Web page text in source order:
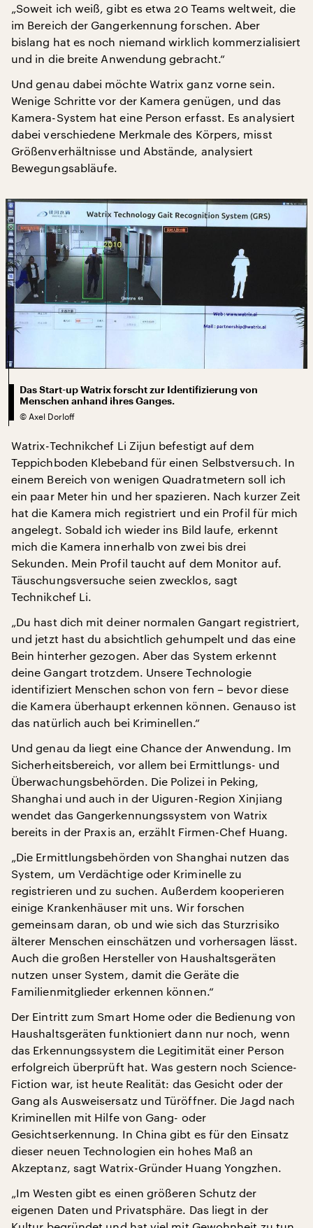
„Soweit ich weiß, gibt es etwa 20 Teams weltweit, die
im Bereich der Gangerkennung forschen. Aber
bislang hat es noch niemand wirklich kommerzialisiert
und in die breite Anwendung gebracht.“
Und genau dabei möchte Watrix ganz vorne sein.
Wenige Schritte vor der Kamera genügen, und das
Kamera-System hat eine Person erfasst. Es analysiert
dabei verschiedene Merkmale des Körpers, misst
Größenverhältnisse und Abstände, analysiert
Bewegungsabläufe.
Das Start-up Watrix forscht zur Identifizierung von
Menschen anhand ihres Ganges.
© Axel Dorloff
Watrix-Technikchef Li Zijun befestigt auf dem
Teppichboden Klebeband für einen Selbstversuch. In
einem Bereich von wenigen Quadratmetern soll ich
ein paar Meter hin und her spazieren. Nach kurzer Zeit
hat die Kamera mich registriert und ein Profil für mich
angelegt. Sobald ich wieder ins Bild laufe, erkennt
mich die Kamera innerhalb von zwei bis drei
Sekunden. Mein Profil taucht auf dem Monitor auf.
Täuschungsversuche seien zwecklos, sagt
Technikchef Li.
„Du hast dich mit deiner normalen Gangart registriert,
und jetzt hast du absichtlich gehumpelt und das eine
Bein hinterher gezogen. Aber das System erkennt
deine Gangart trotzdem. Unsere Technologie
identifiziert Menschen schon von fern – bevor diese
die Kamera überhaupt erkennen können. Genauso ist
das natürlich auch bei Kriminellen.“
Und genau da liegt eine Chance der Anwendung. Im
Sicherheitsbereich, vor allem bei Ermittlungs- und
Überwachungsbehörden. Die Polizei in Peking,
Shanghai und auch in der Uiguren-Region Xinjiang
wendet das Gangerkennungssystem von Watrix
bereits in der Praxis an, erzählt Firmen-Chef Huang.
„Die Ermittlungsbehörden von Shanghai nutzen das
System, um Verdächtige oder Kriminelle zu
registrieren und zu suchen. Außerdem kooperieren
einige Krankenhäuser mit uns. Wir forschen
gemeinsam daran, ob und wie sich das Sturzrisiko
älterer Menschen einschätzen und vorhersagen lässt.
Auch die großen Hersteller von Haushaltsgeräten
nutzen unser System, damit die Geräte die
Familienmitglieder erkennen können.“
Der Eintritt zum Smart Home oder die Bedienung von
Haushaltsgeräten funktioniert dann nur noch, wenn
das Erkennungssystem die Legitimität einer Person
erfolgreich überprüft hat. Was gestern noch Science-
Fiction war, ist heute Realität: das Gesicht oder der
Gang als Ausweisersatz und Türöffner. Die Jagd nach
Kriminellen mit Hilfe von Gang- oder
Gesichtserkennung. In China gibt es für den Einsatz
dieser neuen Technologien ein hohes Maß an
Akzeptanz, sagt Watrix-Gründer Huang Yongzhen.
„Im Westen gibt es einen größeren Schutz der
eigenen Daten und Privatsphäre. Das liegt in der